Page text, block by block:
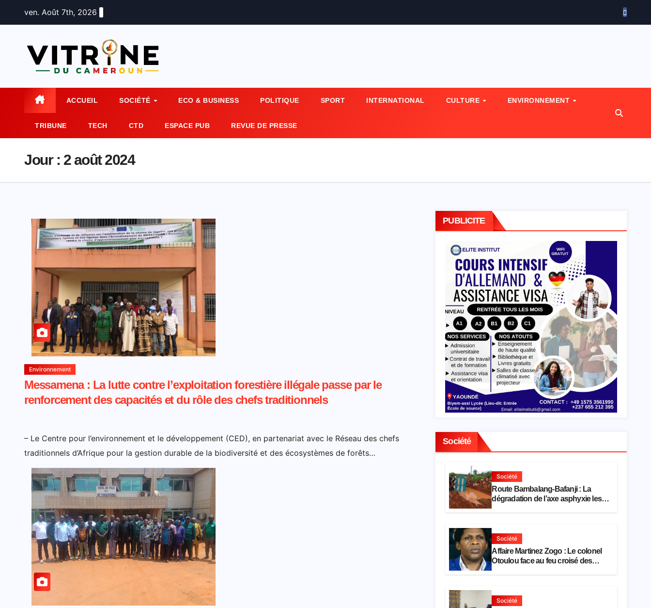
ven. Août 7th, 2026
ACCUEIL SOCIÉTÉ ECO & BUSINESS POLITIQUE SPORT INTERNATIONAL CULTURE ENVIRONNEMENT
TRIBUNE TECH CTD ESPACE PUB REVUE DE PRESSE
Jour : 2 août 2024
Environnement
Messamena : La lutte contre l’exploitation forestière illégale passe par le
renforcement des capacités et du rôle des chefs traditionnels
– Le Centre pour l’environnement et le développement (CED), en partenariat avec le Réseau des chefs
traditionnels d’Afrique pour la gestion durable de la biodiversité et des écosystèmes de forêts…
PUBLICITE
Société
Société
Route Bambalang-Bafanji : La
dégradation de l’axe asphyxie les
Société
Affaire Martinez Zogo : Le colonel
Otoulou face au feu croisé des
Société